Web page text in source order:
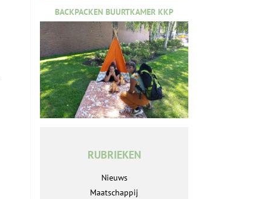
BACKPACKEN BUURTKAMER KKP
RUBRIEKEN
Nieuws
Maatschappij